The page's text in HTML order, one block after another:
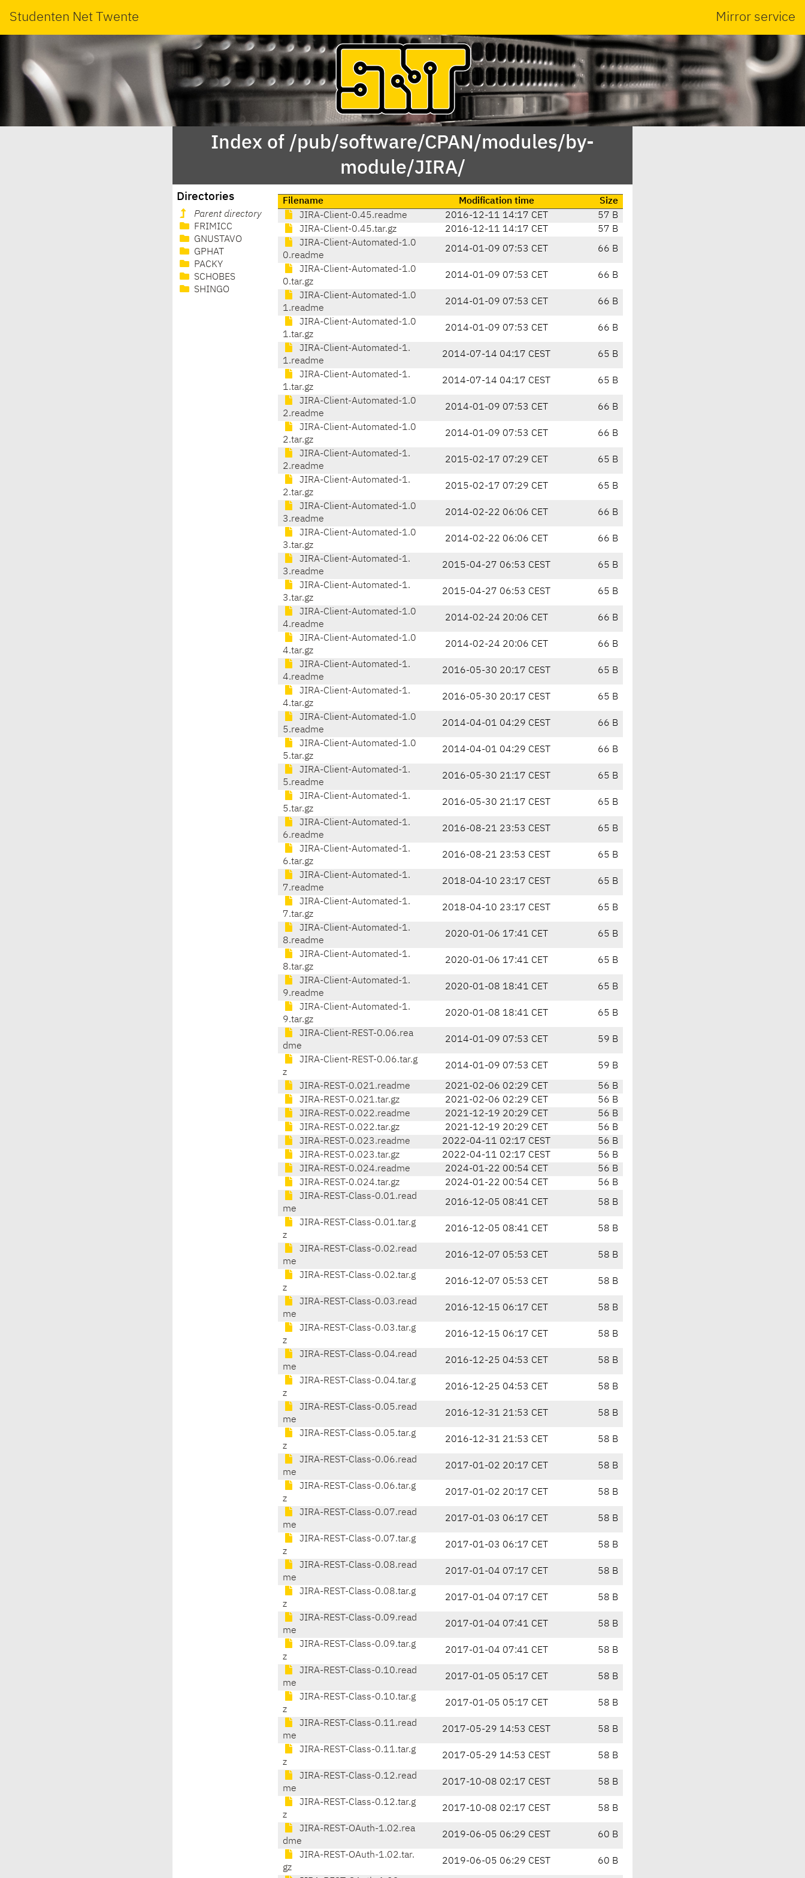
Studenten Net Twente Mirror service
Index of /pub/software/CPAN/modules/by-
module/JIRA/
Directories
Parent directory
FRIMICC
GNUSTAVO
GPHAT
PACKY
SCHOBES
SHINGO
Filename Modification time
Size
JIRA-Client-0.45.readme
2016-12-11 14:17 CET
57 B
JIRA-Client-0.45.tar.gz
2016-12-11 14:17 CET
57 B
JIRA-Client-Automated-1.0
0.readme
2014-01-09 07:53 CET 66 B
JIRA-Client-Automated-1.0
0.tar.gz
2014-01-09 07:53 CET 66 B
JIRA-Client-Automated-1.0
1.readme
2014-01-09 07:53 CET 66 B
JIRA-Client-Automated-1.0
1.tar.gz
2014-01-09 07:53 CET 66 B
JIRA-Client-Automated-1.
1.readme
2014-07-14 04:17 CEST 65 B
JIRA-Client-Automated-1.
1.tar.gz
2014-07-14 04:17 CEST 65 B
JIRA-Client-Automated-1.0
2.readme
2014-01-09 07:53 CET 66 B
JIRA-Client-Automated-1.0
2.tar.gz
2014-01-09 07:53 CET 66 B
JIRA-Client-Automated-1.
2.readme
2015-02-17 07:29 CET 65 B
JIRA-Client-Automated-1.
2.tar.gz
2015-02-17 07:29 CET 65 B
JIRA-Client-Automated-1.0
3.readme
2014-02-22 06:06 CET 66 B
JIRA-Client-Automated-1.0
3.tar.gz
2014-02-22 06:06 CET 66 B
JIRA-Client-Automated-1.
3.readme
2015-04-27 06:53 CEST 65 B
JIRA-Client-Automated-1.
3.tar.gz
2015-04-27 06:53 CEST 65 B
JIRA-Client-Automated-1.0
4.readme
2014-02-24 20:06 CET 66 B
JIRA-Client-Automated-1.0
4.tar.gz
2014-02-24 20:06 CET 66 B
JIRA-Client-Automated-1.
4.readme
2016-05-30 20:17 CEST 65 B
JIRA-Client-Automated-1.
4.tar.gz
2016-05-30 20:17 CEST 65 B
JIRA-Client-Automated-1.0
5.readme
2014-04-01 04:29 CEST 66 B
JIRA-Client-Automated-1.0
5.tar.gz
2014-04-01 04:29 CEST 66 B
JIRA-Client-Automated-1.
5.readme
2016-05-30 21:17 CEST 65 B
JIRA-Client-Automated-1.
5.tar.gz
2016-05-30 21:17 CEST 65 B
JIRA-Client-Automated-1.
6.readme
2016-08-21 23:53 CEST 65 B
JIRA-Client-Automated-1.
6.tar.gz
2016-08-21 23:53 CEST 65 B
JIRA-Client-Automated-1.
7.readme
2018-04-10 23:17 CEST 65 B
JIRA-Client-Automated-1.
7.tar.gz
2018-04-10 23:17 CEST 65 B
JIRA-Client-Automated-1.
8.readme
2020-01-06 17:41 CET 65 B
JIRA-Client-Automated-1.
8.tar.gz
2020-01-06 17:41 CET 65 B
JIRA-Client-Automated-1.
9.readme
2020-01-08 18:41 CET 65 B
JIRA-Client-Automated-1.
9.tar.gz
2020-01-08 18:41 CET 65 B
JIRA-Client-REST-0.06.rea
dme
2014-01-09 07:53 CET 59 B
JIRA-Client-REST-0.06.tar.g
z
2014-01-09 07:53 CET 59 B
JIRA-REST-0.021.readme 2021-02-06 02:29 CET
56 B
JIRA-REST-0.021.tar.gz
2021-02-06 02:29 CET
56 B
JIRA-REST-0.022.readme
2021-12-19 20:29 CET
56 B
JIRA-REST-0.022.tar.gz
2021-12-19 20:29 CET
56 B
JIRA-REST-0.023.readme
2022-04-11 02:17 CEST
56 B
JIRA-REST-0.023.tar.gz
2022-04-11 02:17 CEST
56 B
JIRA-REST-0.024.readme
2024-01-22 00:54 CET
56 B
JIRA-REST-0.024.tar.gz
2024-01-22 00:54 CET
56 B
JIRA-REST-Class-0.01.read
me
2016-12-05 08:41 CET 58 B
JIRA-REST-Class-0.01.tar.g
z
2016-12-05 08:41 CET 58 B
JIRA-REST-Class-0.02.read
me
2016-12-07 05:53 CET 58 B
JIRA-REST-Class-0.02.tar.g
z
2016-12-07 05:53 CET 58 B
JIRA-REST-Class-0.03.read
me
2016-12-15 06:17 CET 58 B
JIRA-REST-Class-0.03.tar.g
z
2016-12-15 06:17 CET 58 B
JIRA-REST-Class-0.04.read
me
2016-12-25 04:53 CET 58 B
JIRA-REST-Class-0.04.tar.g
z
2016-12-25 04:53 CET 58 B
JIRA-REST-Class-0.05.read
me
2016-12-31 21:53 CET 58 B
JIRA-REST-Class-0.05.tar.g
z
2016-12-31 21:53 CET 58 B
JIRA-REST-Class-0.06.read
me
2017-01-02 20:17 CET 58 B
JIRA-REST-Class-0.06.tar.g
z
2017-01-02 20:17 CET 58 B
JIRA-REST-Class-0.07.read
me
2017-01-03 06:17 CET 58 B
JIRA-REST-Class-0.07.tar.g
z
2017-01-03 06:17 CET 58 B
JIRA-REST-Class-0.08.read
me
2017-01-04 07:17 CET 58 B
JIRA-REST-Class-0.08.tar.g
z
2017-01-04 07:17 CET 58 B
JIRA-REST-Class-0.09.read
me
2017-01-04 07:41 CET 58 B
JIRA-REST-Class-0.09.tar.g
z
2017-01-04 07:41 CET 58 B
JIRA-REST-Class-0.10.read
me
2017-01-05 05:17 CET 58 B
JIRA-REST-Class-0.10.tar.g
z
2017-01-05 05:17 CET 58 B
JIRA-REST-Class-0.11.read
me
2017-05-29 14:53 CEST 58 B
JIRA-REST-Class-0.11.tar.g
z
2017-05-29 14:53 CEST 58 B
JIRA-REST-Class-0.12.read
me
2017-10-08 02:17 CEST 58 B
JIRA-REST-Class-0.12.tar.g
z
2017-10-08 02:17 CEST 58 B
JIRA-REST-OAuth-1.02.rea
dme
2019-06-05 06:29 CEST 60 B
JIRA-REST-OAuth-1.02.tar.
gz
2019-06-05 06:29 CEST 60 B